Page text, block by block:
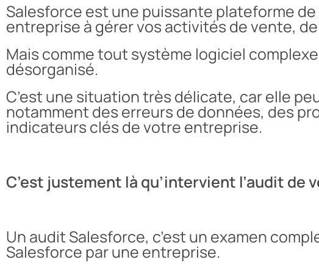
Salesforce est une puissante plateforme
entreprise à gérer vos activités de vente,
Mais comme tout système logiciel
désorganisé.
C’est une situation très délicate, car elle
notamment des erreurs de données, des
indicateurs clés de votre entreprise.
C’est justement là qu’intervient l’audit de
Un audit Salesforce, c’est un examen
Salesforce par une entreprise.